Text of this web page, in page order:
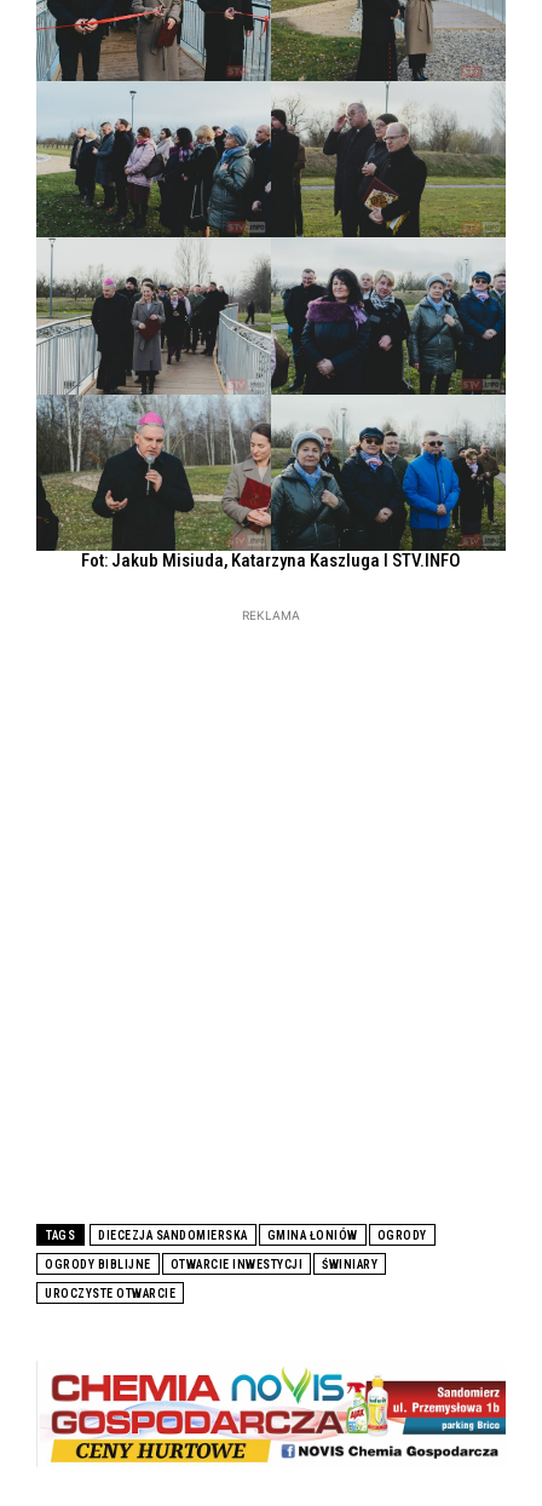
Fot: Jakub Misiuda, Katarzyna Kaszluga l STV.INFO
REKLAMA
TAGS DIECEZJA SANDOMIERSKA GMINA ŁONIÓW OGRODY
OGRODY BIBLIJNE OTWARCIE INWESTYCJI ŚWINIARY
UROCZYSTE OTWARCIE